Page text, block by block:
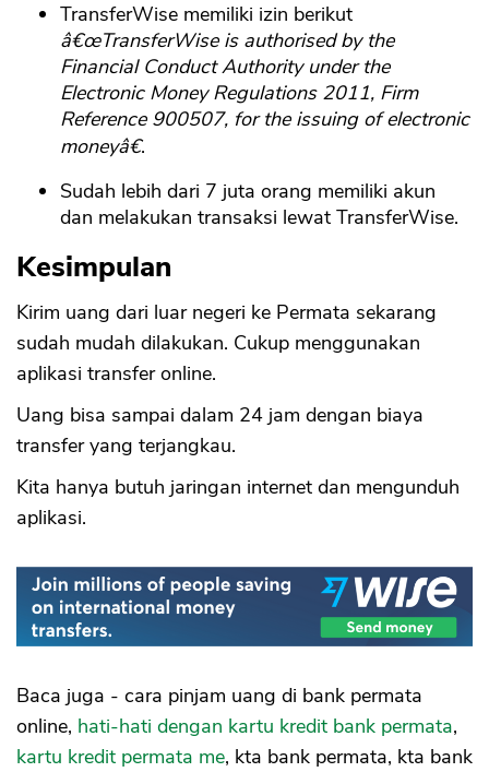
TransferWise memiliki izin berikut
â€œTransferWise is authorised by the
Financial Conduct Authority under the
Electronic Money Regulations 2011, Firm
Reference 900507, for the issuing of electronic
moneyâ€.
Sudah lebih dari 7 juta orang memiliki akun
dan melakukan transaksi lewat TransferWise.
Kesimpulan
Kirim uang dari luar negeri ke Permata sekarang
sudah mudah dilakukan. Cukup menggunakan
aplikasi transfer online.
Uang bisa sampai dalam 24 jam dengan biaya
transfer yang terjangkau.
Kita hanya butuh jaringan internet dan mengunduh
aplikasi.
Baca juga - cara pinjam uang di bank permata
online, hati-hati dengan kartu kredit bank permata,
kartu kredit permata me, kta bank permata, kta bank